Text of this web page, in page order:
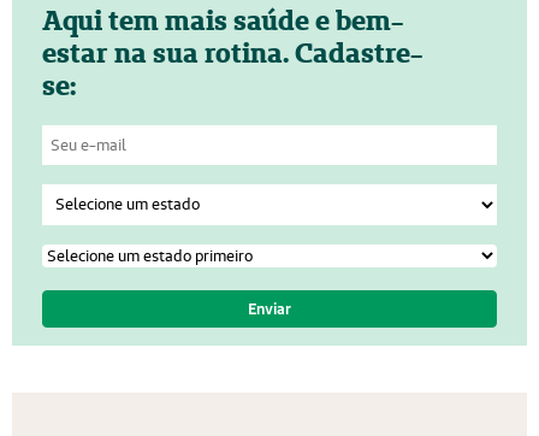
Aqui tem mais saúde e bem-
estar na sua rotina. Cadastre-
se: